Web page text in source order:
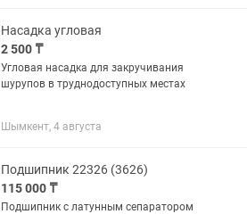
Насадка угловая
2 500 ₸
Угловая насадка для закручивания
шурупов в труднодоступных местах
Шымкент, 4 августа
Подшипник 22326 (3626)
115 000 ₸
Подшипник с латунным сепаратором